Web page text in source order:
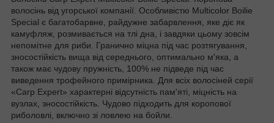
волосінь від угорської компанії. Особливістю Multicolor Boilie
Special є багатобарвне, райдужне забарвлення, яке діє як
камуфляж, розмивається на тлі дна, і завдяки цьому зовсім
непомітне для риби. Гранично міцна під час розтягування,
зносостійкість вища від середнього, оптимально м'яка, а
також має чудову пружність, 100% не підведе під час
виведення трофейного примірника. Для всіх волосіней серії
«Carp Expert» характерні відсутність пам'яті, міцність на
вузлах, зносостійкість. Чудово підходить для коропової
риболовлі, включно зі ловлею на бойли.